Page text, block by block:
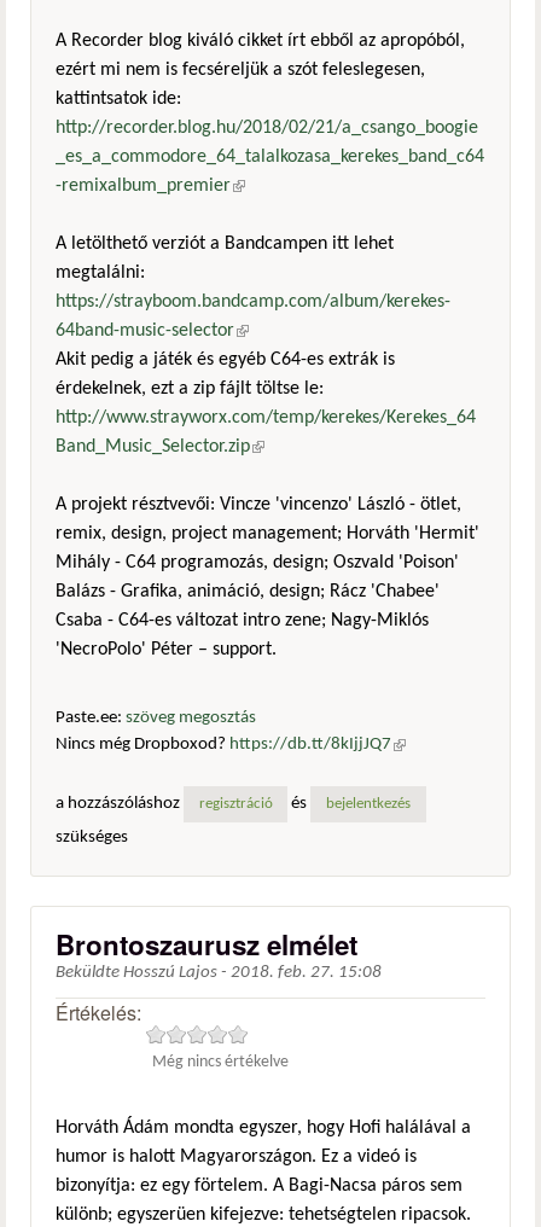
A Recorder blog kiváló cikket írt ebből az apropóból,
ezért mi nem is fecséreljük a szót feleslegesen,
kattintsatok ide:
http://recorder.blog.hu/2018/02/21/a_csango_boogie
_es_a_commodore_64_talalkozasa_kerekes_band_c64
-remixalbum_premier(külső hivatkozás)
A letölthető verziót a Bandcampen itt lehet
megtalálni:
https://strayboom.bandcamp.com/album/kerekes-
64band-music-selector(külső hivatkozás)
Akit pedig a játék és egyéb C64-es extrák is
érdekelnek, ezt a zip fájlt töltse le:
http://www.strayworx.com/temp/kerekes/Kerekes_64
Band_Music_Selector.zip(külső hivatkozás)
A projekt résztvevői: Vincze 'vincenzo' László - ötlet,
remix, design, project management; Horváth 'Hermit'
Mihály - C64 programozás, design; Oszvald 'Poison'
Balázs - Grafika, animáció, design; Rácz 'Chabee'
Csaba - C64-es változat intro zene; Nagy-Miklós
'NecroPolo' Péter – support.
Paste.ee: szöveg megosztás
Nincs még Dropboxod? https://db.tt/8kIjjJQ7 (külső
a hozzászóláshoz
regisztráció és bejelentkezés
szükséges
Brontoszaurusz elmélet
Beküldte Hosszú Lajos - 2018. feb. 27. 15:08
Értékelés:
Még nincs értékelve
Horváth Ádám mondta egyszer, hogy Hofi halálával a
humor is halott Magyarországon. Ez a videó is
bizonyítja: ez egy förtelem. A Bagi-Nacsa páros sem
különb; egyszerüen kifejezve: tehetségtelen ripacsok.